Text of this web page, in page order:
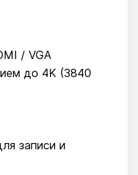
/ VGA
до 4K (3840
записи и